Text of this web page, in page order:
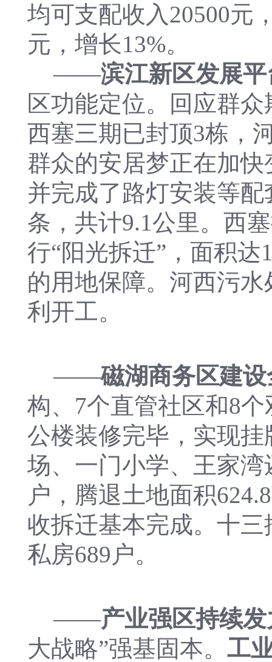
均可支配收入20500元
元，增长13%。
——滨江新区发展
区功能定位。回应群
西塞三期已封顶3栋，
群众的安居梦正在加
并完成了路灯安装等
条，共计9.1公里。西
行“阳光拆迁”，面积
的用地保障。河西污
利开工。
——磁湖商务区建
构、7个直管社区和8
公楼装修完毕，实现
场、一门小学、王家
户，腾退土地面积
收拆迁基本完成。十
私房689户。
——产业强区持续
大战略”强基固本。 工